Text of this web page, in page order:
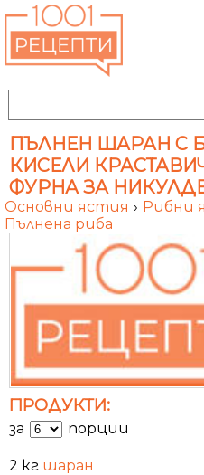
ПЪЛНЕН ШАРАН С
КИСЕЛИ
ФУРНА ЗА
Основни ястия › Рибни
Пълнена риба
ПРОДУКТИ:
за порции
2 кг шаран